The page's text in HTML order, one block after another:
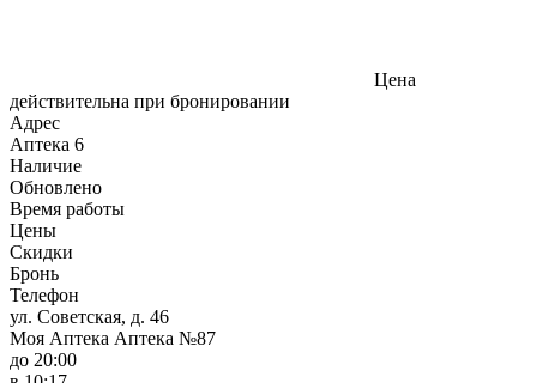
Цена
действительна при бронировании
Адрес
Аптека 6
Наличие
Обновлено
Время работы
Цены
Скидки
Бронь
Телефон
ул. Советская, д. 46
Моя Аптека Аптека №87
до 20:00